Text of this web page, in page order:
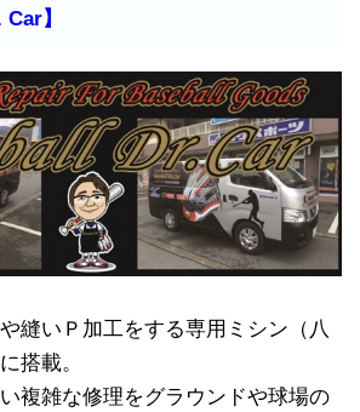
】
縫いＰ加工をする専用ミシン（八
搭載。
複雑な修理をグラウンドや球場の